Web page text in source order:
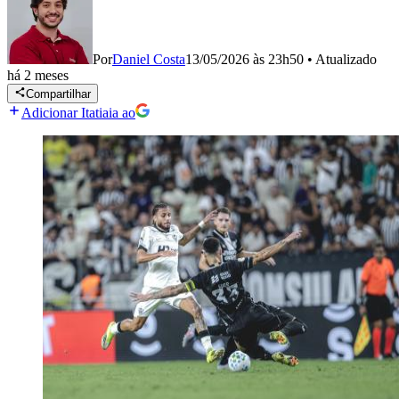
PorDaniel Costa13/05/2026 às 23h50 • Atualizado
há 2 meses
Compartilhar
Adicionar Itatiaia ao